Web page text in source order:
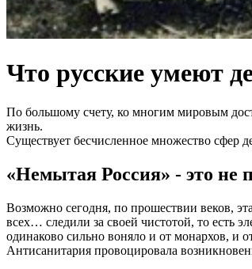
Что русские умеют
По большому счету, ко многим мировым
жизнь.
Существует бесчисленное множество сфер
«Немытая Россия» - это не
Возможно сегодня, по прошествии веков,
всех… следили за своей чистотой, то есть
одинаково сильно воняло и от монархов, и
Антисанитария провоцировала